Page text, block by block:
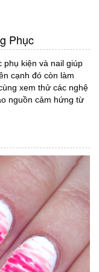
Phục
phụ kiện và nail giúp
cạnh đó còn làm
xem thử các nghệ
nguồn cảm hứng từ